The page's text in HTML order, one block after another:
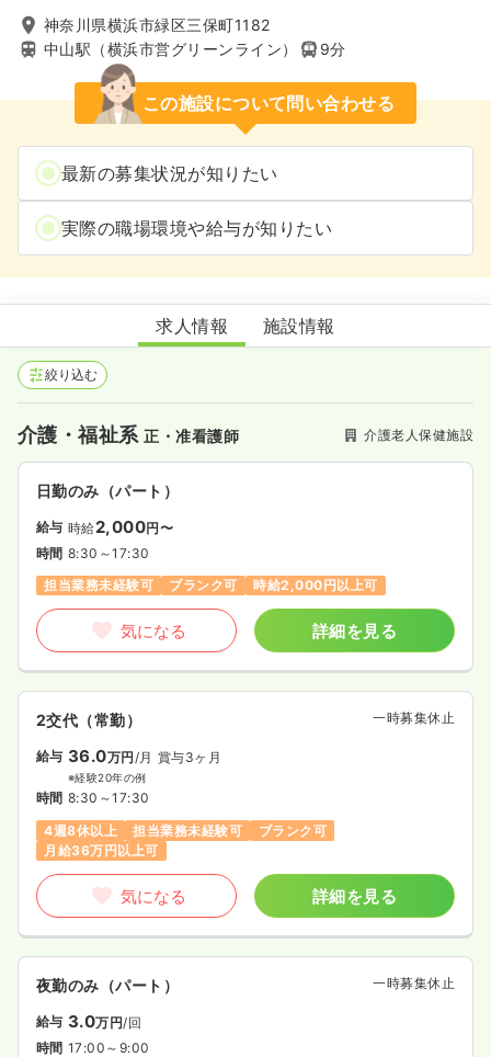
神奈川県横浜市緑区三保町1182
中山駅（横浜市営グリーンライン）
9分
この施設について問い合わせる
最新の募集状況が知りたい
実際の職場環境や給与が知りたい
葵の園・ヨコハマ
求人情報 施設情報
絞り込む
介護・福祉系正・准看護師 介護老人保健施設
日勤のみ（パート）
給与 時給2,000円〜
時間 8:30～17:30
担当業務未経験可
ブランク可 時給2,000円以上可
気になる 詳細を見る
2交代（常勤） 一時募集休止
給与 36.0万円/月 賞与3ヶ月
※経験20年の例
時間 8:30～17:30
4週8休以上
担当業務未経験可
ブランク可
月給36万円以上可
気になる 詳細を見る
夜勤のみ（パート） 一時募集休止
給与 3.0万円/回
時間 17:00～9:00